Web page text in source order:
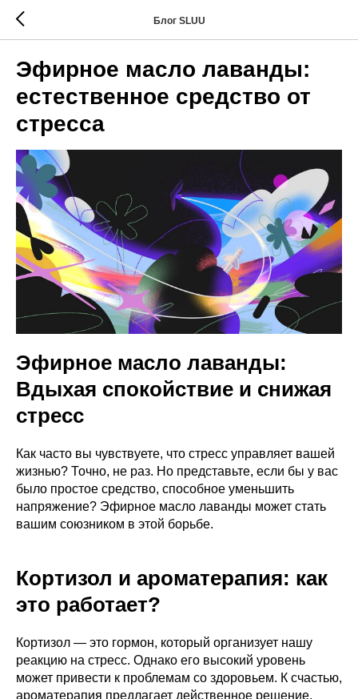
Блог SLUU
Эфирное масло лаванды:
естественное средство от
стресса
Эфирное масло лаванды:
Вдыхая спокойствие и снижая
стресс
Как часто вы чувствуете, что стресс управляет вашей
жизнью? Точно, не раз. Но представьте, если бы у вас
было простое средство, способное уменьшить
напряжение? Эфирное масло лаванды может стать
вашим союзником в этой борьбе.
Кортизол и ароматерапия: как
это работает?
Кортизол — это гормон, который организует нашу
реакцию на стресс. Однако его высокий уровень
может привести к проблемам со здоровьем. К счастью,
ароматерапия предлагает действенное решение.